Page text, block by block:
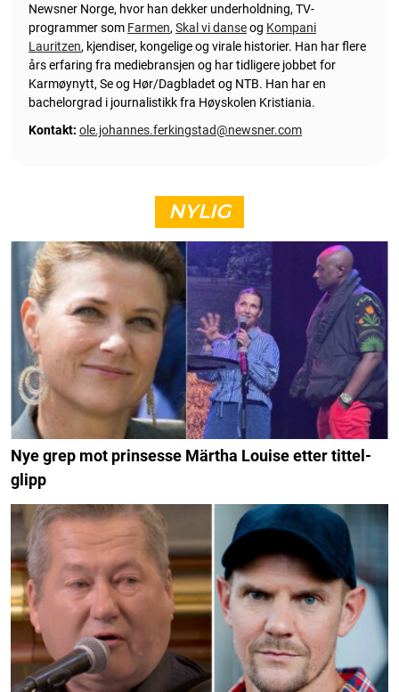
Newsner Norge, hvor han dekker underholdning, TV-
programmer som Farmen, Skal vi danseog Kompani
Lauritzen, kjendiser, kongelige og virale historier. Han har flere
års erfaring fra mediebransjen og har tidligere jobbet for
Karmøynytt, Se og Hør/Dagbladet og NTB. Han har en
bachelorgrad i journalistikk fra Høyskolen Kristiania.
Kontakt: ole.johannes.ferkingstad@newsner.com
NYLIG
Nye grep mot prinsesse Märtha Louise etter tittel-
glipp